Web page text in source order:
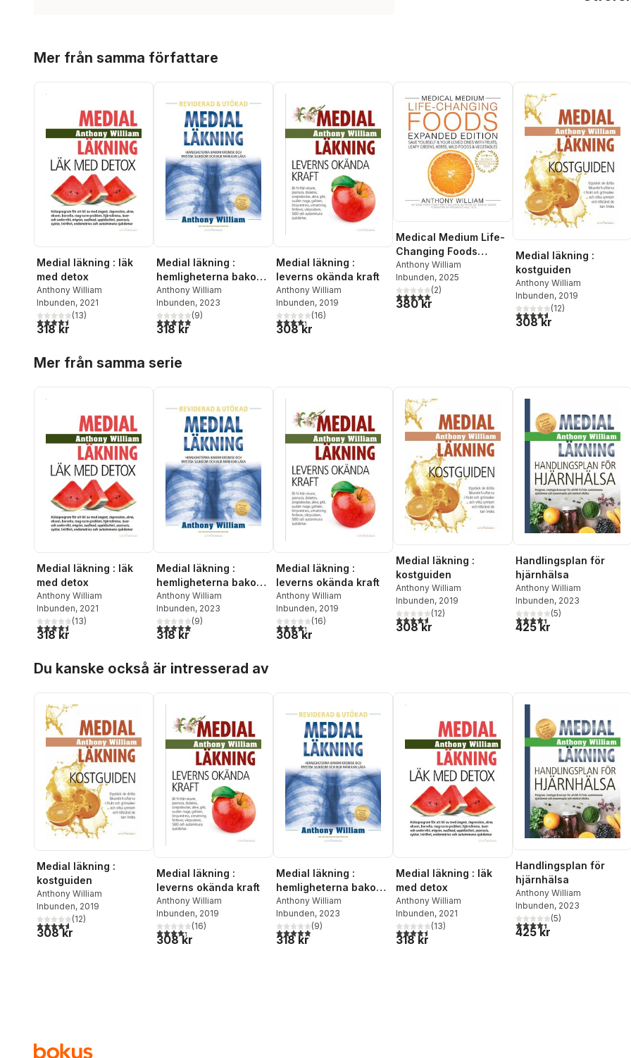
Mer från samma författare
Medial läkning : läk
med detox
Anthony William
Inbunden, 2021
4,5utav 5 stjärnor. Totalt antal röster:
(13)
318 kr
Medial läkning :
hemligheterna bakom
kronisk och mystisk
sjukdom och hur man
kan läka
Anthony William
Inbunden, 2023
4,9utav 5 stjärnor. Totalt antal röster:
(9)
318 kr
Medial läkning :
leverns okända kraft
Anthony William
Inbunden, 2019
4,3utav 5 stjärnor. Totalt antal röster:
(16)
308 kr
Medical Medium Life-
Changing Foods
Expanded Edition
Anthony William
Inbunden, 2025
5,0utav 5 stjärnor. Totalt antal röster:
(2)
380 kr
Medial läkning :
kostguiden
Anthony William
Inbunden, 2019
4,6utav 5 stjärnor. Totalt
(12)
308 kr
Mer från samma serie
Medial läkning : läk
med detox
Anthony William
Inbunden, 2021
4,5utav 5 stjärnor. Totalt antal röster:
(13)
318 kr
Medial läkning :
hemligheterna bakom
kronisk och mystisk
sjukdom och hur man
kan läka
Anthony William
Inbunden, 2023
4,9utav 5 stjärnor. Totalt antal röster:
(9)
318 kr
Medial läkning :
leverns okända kraft
Anthony William
Inbunden, 2019
4,3utav 5 stjärnor. Totalt antal röster:
(16)
308 kr
Medial läkning :
kostguiden
Anthony William
Inbunden, 2019
4,6utav 5 stjärnor. Totalt antal röster:
(12)
308 kr
Handlingsplan för
hjärnhälsa
Anthony William
Inbunden, 2023
4,4utav 5 stjärnor. Totalt
(5)
425 kr
Du kanske också är intresserad av
Medial läkning :
kostguiden
Anthony William
Inbunden, 2019
4,6utav 5 stjärnor. Totalt antal röster:
(12)
308 kr
Medial läkning :
leverns okända kraft
Anthony William
Inbunden, 2019
4,3utav 5 stjärnor. Totalt antal röster:
(16)
308 kr
Medial läkning :
hemligheterna bakom
kronisk och mystisk
sjukdom och hur man
kan läka
Anthony William
Inbunden, 2023
4,9utav 5 stjärnor. Totalt antal röster:
(9)
318 kr
Medial läkning : läk
med detox
Anthony William
Inbunden, 2021
4,5utav 5 stjärnor. Totalt antal röster:
(13)
318 kr
Handlingsplan för
hjärnhälsa
Anthony William
Inbunden, 2023
4,4utav 5 stjärnor. Totalt
(5)
425 kr